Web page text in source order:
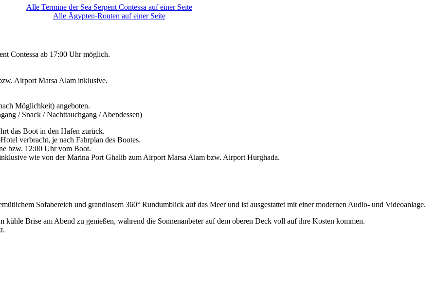
Alle Termine der Sea Serpent Contessa auf einer Seite
Alle Ägypten-Routen auf einer Seite
Contessa ab 17:00 Uhr möglich.
Airport Marsa Alam inklusive.
Möglichkeit) angeboten.
/ Snack / Nachttauchgang / Abendessen)
das Boot in den Hafen zurück.
verbracht, je nach Fahrplan des Bootes.
bzw. 12:00 Uhr vom Boot.
wie von der Marina Port Ghalib zum Airport Marsa Alam bzw. Airport Hurghada.
Sofabereich und grandiosem 360° Rundumblick auf das Meer und ist ausgestattet mit einer modernen Audio- und Videoanlage.
kühle Brise am Abend zu genießen, während die Sonnenanbeter auf dem oberen Deck voll auf ihre Kosten kommen.